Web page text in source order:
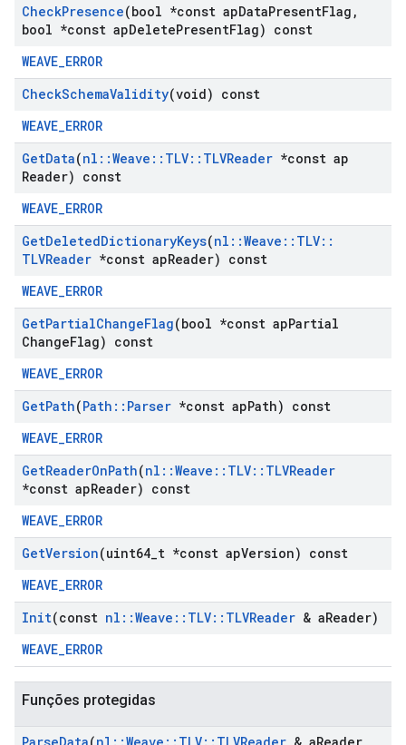
CheckPresence(bool *const apDataPresentFlag ,
bool *const apDeletePresentFlag) const
WEAVE_ERROR
CheckSchemaValidity(void) const
WEAVE_ERROR
GetData(nl ::Weave :: TLV:: TLVReader *const ap
Reader) const
WEAVE_ERROR
GetDeletedDictionaryKeys(nl ::Weave :: TLV::
TLVReader *const apReader) const
WEAVE_ERROR
GetPartialChangeFlag(bool *const apPartial
ChangeFlag) const
WEAVE_ERROR
GetPath(Path :: Parser *const apPath) const
WEAVE_ERROR
GetReaderOnPath(nl ::Weave :: TLV:: TLVReader
*const apReader) const
WEAVE_ERROR
GetVersion(uint64 t *const apVersion) const
WEAVE_ERROR
Init(const nl ::Weave :: TLV:: TLVReader & aReader)
WEAVE_ERROR
Funções protegidas